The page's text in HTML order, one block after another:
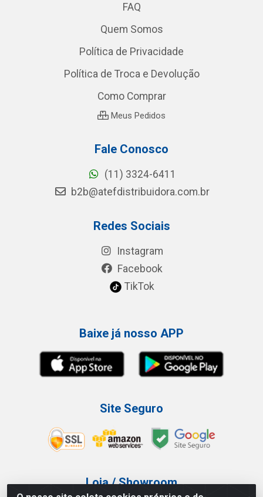
FAQ
Quem Somos
Política de Privacidade
Política de Troca e Devolução
Como Comprar
Meus Pedidos
Fale Conosco
(11) 3324-6411
b2b@atefdistribuidora.com.br
Redes Sociais
Instagram
Facebook
TikTok
Baixe já nosso APP
Site Seguro
Loja / Showroom